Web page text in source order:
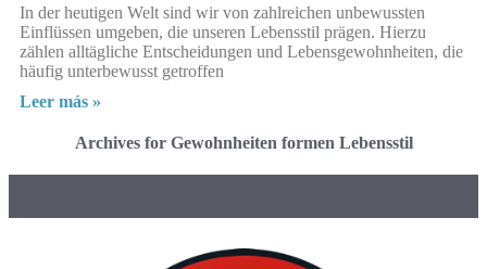
In der heutigen Welt sind wir von zahlreichen unbewussten
Einflüssen umgeben, die unseren Lebensstil prägen. Hierzu
zählen alltägliche Entscheidungen und Lebensgewohnheiten, die
häufig unterbewusst getroffen
Leer más »
Archives for Gewohnheiten formen Lebensstil